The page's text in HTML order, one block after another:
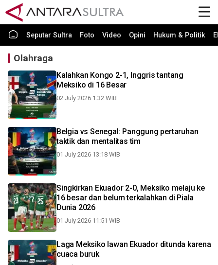
Seputar Sultra Foto Video Opini Hukum & Politik
Olahraga
Kalahkan Kongo 2-1, Inggris tantang
Meksiko di 16 Besar
02 July 2026 1:32 WIB
Belgia vs Senegal: Panggung pertaruhan
taktik dan mentalitas tim
01 July 2026 13:18 WIB
Singkirkan Ekuador 2-0, Meksiko melaju ke
16 besar dan belum terkalahkan di Piala
Dunia 2026
01 July 2026 11:51 WIB
Laga Meksiko lawan Ekuador ditunda karena
cuaca buruk